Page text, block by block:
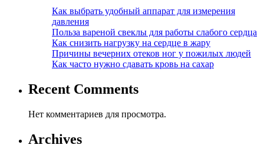
Как выбрать удобный аппарат для измерения
давления
Польза вареной свеклы для работы слабого сердца
Как снизить нагрузку на сердце в жару
Причины вечерних отеков ног у пожилых людей
Как часто нужно сдавать кровь на сахар
Recent Comments
Нет комментариев для просмотра.
Archives